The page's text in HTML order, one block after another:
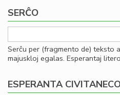
SERĈO
Serĉu per (fragmento de) teksto
majuskloj egalas. Esperantaj
ESPERANTA